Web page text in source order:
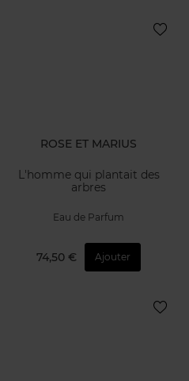
ROSE ET MARIUS
L'homme qui plantait des
arbres
Eau de Parfum
74,50 € Ajouter